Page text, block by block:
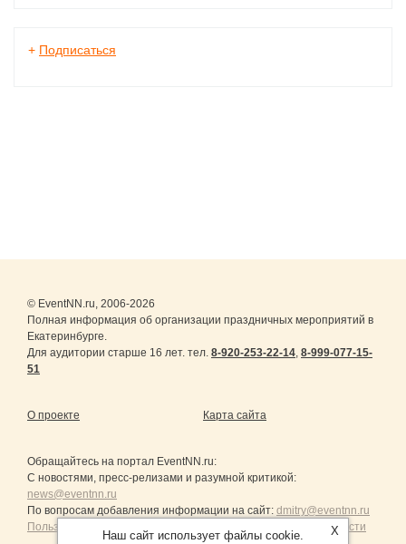
+ Подписаться
© EventNN.ru, 2006-2026
Полная информация об организации праздничных мероприятий в
Екатеринбурге.
Для аудитории старше 16 лет. тел. 8-920-253-22-14, 8-999-077-15-
51
О проекте Карта сайта
Обращайтесь на портал EventNN.ru:
С новостями, пресс-релизами и разумной критикой:
news@eventnn.ru
По вопросам добавления информации на сайт: dmitry@eventnn.ru
Пользовательское Соглашение и политика конфиденциальности
X
Наш сайт использует файлы cookie.